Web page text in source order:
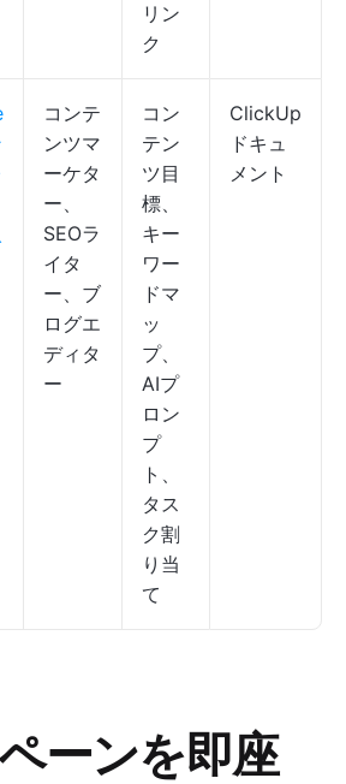
リン
ク
コンテ
ンツマ
ーケタ
ー、
SEOラ
イタ
ー、ブ
ログエ
ディタ
ー
コン
テン
ツ目
標、
キー
ワー
ドマ
ッ
プ、
AIプ
ロン
プ
ト、
タス
ク割
り当
て
ClickUp
ドキュ
メント
ーンを即座